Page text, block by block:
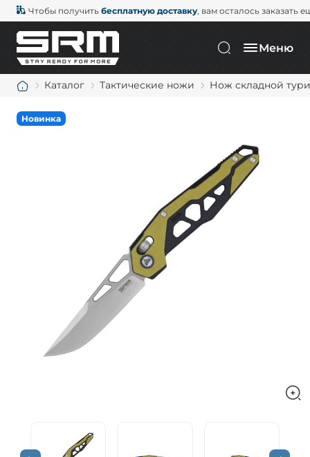
Чтобы получить бесплатную доставку, вам осталось заказать
Меню
Каталог Тактические ножи Нож складной
Новинка